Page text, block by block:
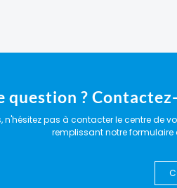
question ?
pas à contacter le centre de
remplissant notre formulaire